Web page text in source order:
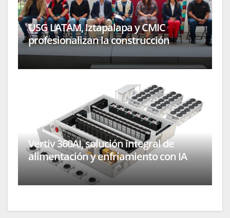
USG LATAM, Iztapalapa y CMIC
profesionalizan la construcción
Vertiv 360AI, solución integral de
alimentación y enfriamiento con IA